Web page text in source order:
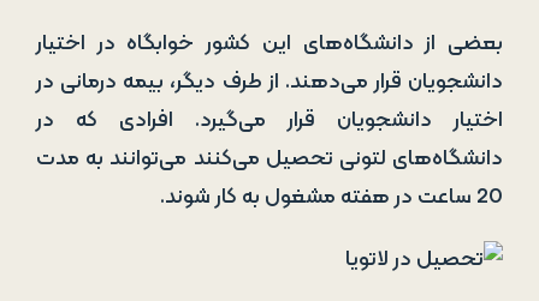
بعضی از دانشگاه‌های این کشور خوابگاه در اختیار
دانشجویان قرار می‌دهند. از طرف دیگر، بیمه درمانی در
اختیار دانشجویان قرار می‌گیرد. افرادی که در
دانشگاه‌های لتونی تحصیل می‌کنند می‌توانند به مدت
20 ساعت در هفته مشغول به کار شوند.